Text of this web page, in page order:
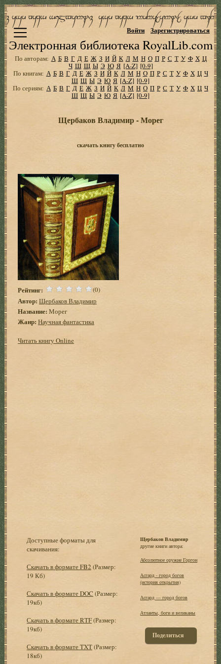
Электронная библиотека RoyalLib.com
Войти Зарегистрироваться
По авторам: А Б В Г Д Е Ж З И Й К Л М Н О П Р С Т У Ф Х Ц
Ч Ш Щ Ы Э Ю Я [A-Z] [0-9]
По книгам: А Б В Г Д Е Ж З И Й К Л М Н О П Р С Т У Ф Х Ц Ч
Ш Щ Ы Э Ю Я [A-Z] [0-9]
По сериям: А Б В Г Д Е Ж З И Й К Л М Н О П Р С Т У Ф Х Ц Ч
Ш Щ Ы Э Ю Я [A-Z] [0-9]
Щербаков Владимир - Морег
скачать книгу бесплатно
Рейтинг: (0)
Автор: Щербаков Владимир
Название: Морег
Жанр: Научная фантастика
Читать книгу Online
Доступные форматы для
скачивания:
Скачать в формате FB2 (Размер:
19 Кб)
Скачать в формате DOC (Размер:
19кб)
Скачать в формате RTF(Размер:
19кб)
Скачать в формате TXT(Размер:
18кб)
Щербаков Владимир
другие книги автора:
Абсолютное оружие Горгон
Асгард - город богов
(история открытия)
Асгард — город богов
Атланты, боги и великаны
Поделиться